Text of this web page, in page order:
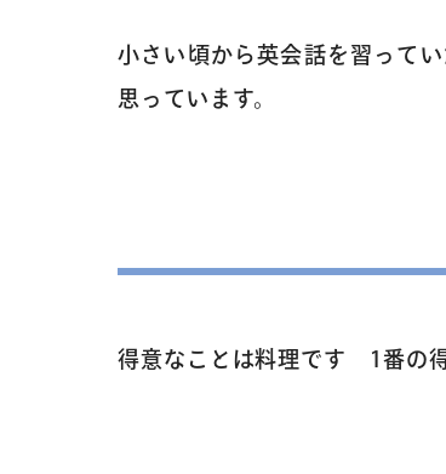
小さい頃から英会話を習って
思っています。
得意なことは料理です 1番の